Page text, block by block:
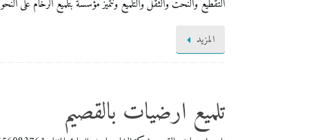
التقطيع والنحت والثقل والتلميع ونتميز مؤسسة بتلميع الرخام على
المزيد
تلميع ارضيات بالقصيم